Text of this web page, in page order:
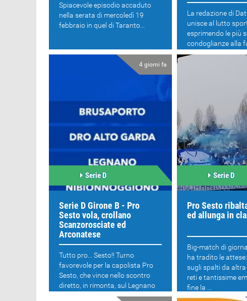
Spiacevole episodio accaduto
nella serata di mercoledì 19
febbraio in quel di Taranto...
La redazione di
unisce al lutto
esprimendo le più
condoglianze alla
società
4 giorni fa
Serie D
Serie D Girone B - Pro
Sesto vola, crollano
Scanzorosciate ed
Arconatese
Tutto pro... Sesto!! Turno
favorevole per la capolista Pro
Sesto, che vince nello scontro
diretto, in rimonta, sul Legnano
Serie D
Pro Sesto
ed allunga in
Big-match di
ha tradito le
sugli spalti da
reti e tantissime
fine la ...